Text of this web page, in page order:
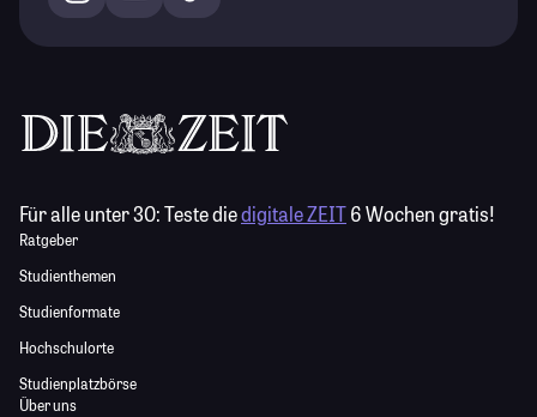
Für alle unter 30:Teste diedigitale ZEIT6 Wochen gratis!
Ratgeber
Studienthemen
Studienformate
Hochschulorte
Studienplatzbörse
Über uns